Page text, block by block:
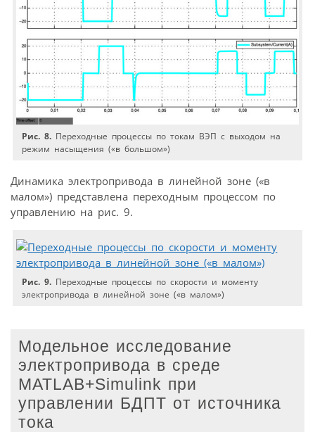
Рис. 8. Переходные процессы по токам ВЭП с выходом на
режим насыщения («в большом»)
Динамика электропривода в линейной зоне («в
малом») представлена переходным процессом по
управлению на рис. 9.
Рис. 9. Переходные процессы по скорости и моменту
электропривода в линейной зоне («в малом»)
Модельное исследование
электропривода в среде
MATLAB+Simulink при
управлении БДПТ от источника
тока